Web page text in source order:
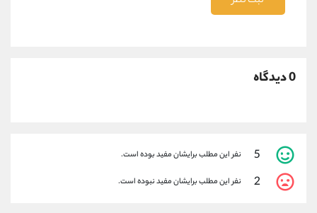
0 دیدگاه
5 نفر این مطلب برایشان مفید بوده است.
2 نفر این مطلب برایشان مفید نبوده است.